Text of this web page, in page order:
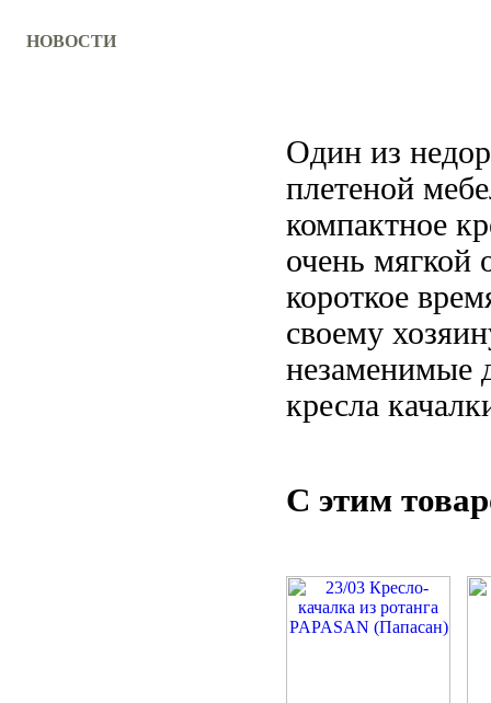
НОВОСТИ
Один из
плетеной
компактное
очень мягкой
короткое
своему
незаменимые
кресла
С этим